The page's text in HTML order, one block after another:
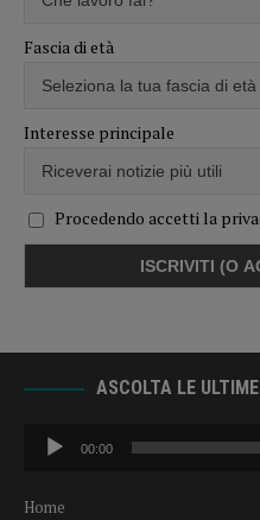
Fascia di età
Interesse principale
Procedendo accetti la
ASCOLTA LE
Audio
Player
00:00
Home